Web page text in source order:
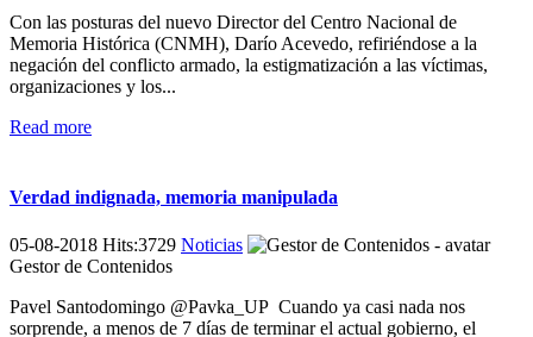
Con las posturas del nuevo Director del Centro Nacional de
Memoria Histórica (CNMH), Darío Acevedo, refiriéndose a la
negación del conflicto armado, la estigmatización a las víctimas,
organizaciones y los...
Read more
Verdad indignada, memoria manipulada
05-08-2018 Hits:3729 Noticias
Gestor de Contenidos
Pavel Santodomingo @Pavka_UP Cuando ya casi nada nos
sorprende, a menos de 7 días de terminar el actual gobierno, el